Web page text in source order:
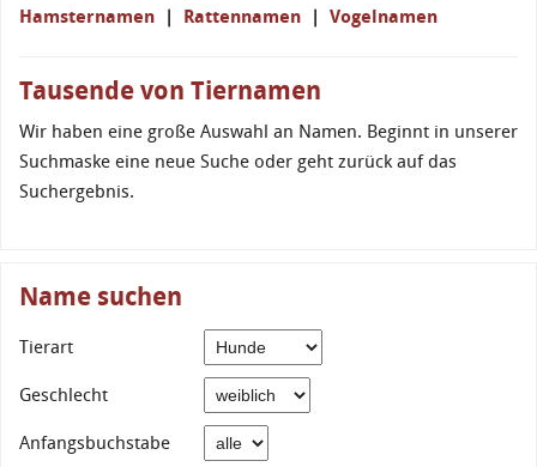
Hamsternamen | Rattennamen | Vogelnamen
Tausende von Tiernamen
Wir haben eine große Auswahl an Namen. Beginnt in unserer
Suchmaske eine neue Suche oder geht zurück auf das
Suchergebnis.
Name suchen
Tierart
Geschlecht
Anfangsbuchstabe